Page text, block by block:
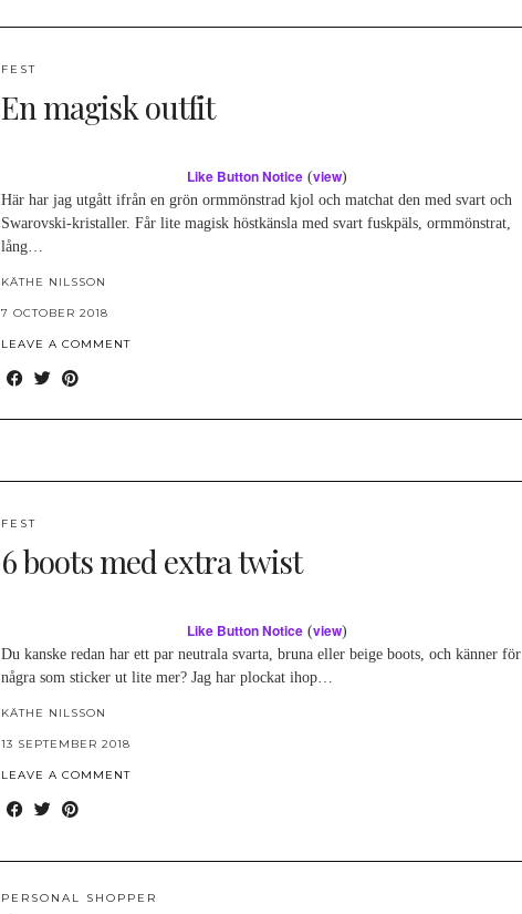
FEST
En magisk outfit
Like Button Notice (view)
Här har jag utgått ifrån en grön ormmönstrad kjol och matchat den med svart och
Swarovski-kristaller. Får lite magisk höstkänsla med svart fuskpäls, ormmönstrat,
lång…
KÄTHE NILSSON
7 OCTOBER 2018
LEAVE A COMMENT
FEST
6 boots med extra twist
Like Button Notice (view)
Du kanske redan har ett par neutrala svarta, bruna eller beige boots, och känner för
några som sticker ut lite mer? Jag har plockat ihop…
KÄTHE NILSSON
13 SEPTEMBER 2018
LEAVE A COMMENT
PERSONAL SHOPPER